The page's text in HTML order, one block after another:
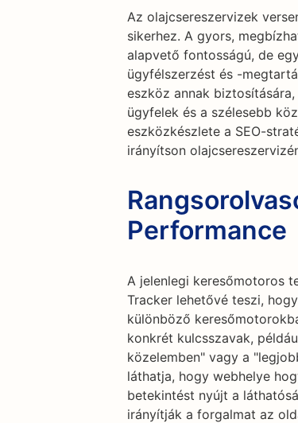
Az olajcsereszervizek
sikerhez. A gyors,
alapvető fontosságú, de
ügyfélszerzést és -
eszköz annak
ügyfelek és a szélesebb
eszközkészlete a SEO-
irányítson
Performance
A jelenlegi keresőmotoros
Tracker lehetővé teszi,
különböző
konkrét kulcsszavak,
közelemben" vagy a
láthatja, hogy webhelye
betekintést nyújt a
irányítják a forgalmat az